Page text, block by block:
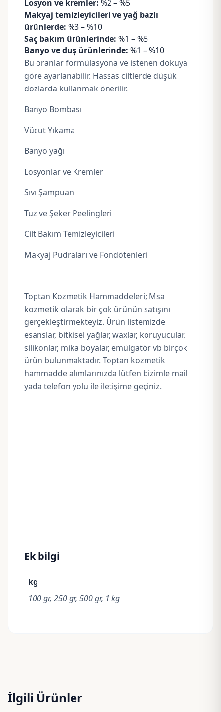
Losyon ve kremler: %2 – %5
Makyaj temizleyicileri ve yağ bazlı
ürünlerde: %3 – %10
Saç bakım ürünlerinde: %1 – %5
Banyo ve duş ürünlerinde: %1 – %10
Bu oranlar formülasyona ve istenen dokuya
göre ayarlanabilir. Hassas ciltlerde düşük
dozlarda kullanmak önerilir.
Banyo Bombası
Vücut Yıkama
Banyo yağı
Losyonlar ve Kremler
Sıvı Şampuan
Tuz ve Şeker Peelingleri
Cilt Bakım Temizleyicileri
Makyaj Pudraları ve Fondötenleri
Toptan Kozmetik Hammaddeleri; Msa
kozmetik olarak bir çok ürünün satışını
gerçekleştirmekteyiz. Ürün listemizde
esanslar, bitkisel yağlar, waxlar, koruyucular,
silikonlar, mika boyalar, emülgatör vb birçok
ürün bulunmaktadır. Toptan kozmetik
hammadde alımlarınızda lütfen bizimle mail
yada telefon yolu ile iletişime geçiniz.
Ek bilgi
kg
100 gr, 250 gr, 500 gr, 1 kg
İlgili Ürünler